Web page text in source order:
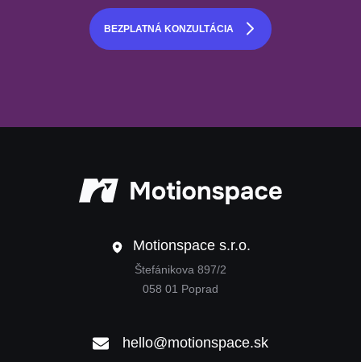
BEZPLATNÁ KONZULTÁCIA
Motionspace s.r.o.
Štefánikova 897/2
058 01 Poprad
hello@motionspace.sk